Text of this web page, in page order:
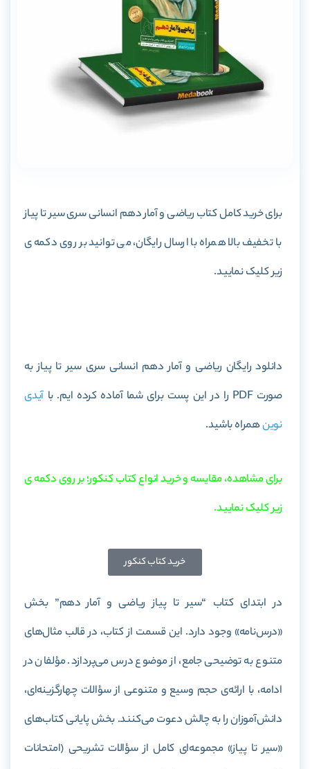
برای خرید کامل کتاب ریاضی و آمار دهم انسانی سری سیر تا پیاز
با تخفیف بالا همراه با ارسال رایگان، می توانید بر روی دکمه ی
زیر کلیک نمایید.
دانلود رایگان ریاضی و آمار دهم انسانی سری سیر تا پیاز به
صورت PDF را در این پست برای شما آماده کرده ایم. با
آیدی
نوینهمراه باشید.
برای مشاهده، مقایسه و خرید انواع کتاب کنکور؛ بر روی دکمه ی
زیر کلیک نمایید.
خرید کتاب کنکور
در ابتدای کتاب “سیر تا پیاز ریاضی و آمار دهم” بخش
«درس‌نامه» وجود دارد. این قسمت از کتاب، در قالب مثال‌های
متنوع به توضیحی جامع، از موضوع درس می‌پردازد. مؤلفان در
ادامه، با ارائه‌ی حجم وسیع و متنوعی از سؤالات چهارگزینه‌ای،
دانش‌آموزان را به چالش دعوت می‌کنند. بخش پایانی کتاب‌های
«سیر تا پیاز» مجموعه‌ای کامل از سؤالات تشریحی (امتحانات